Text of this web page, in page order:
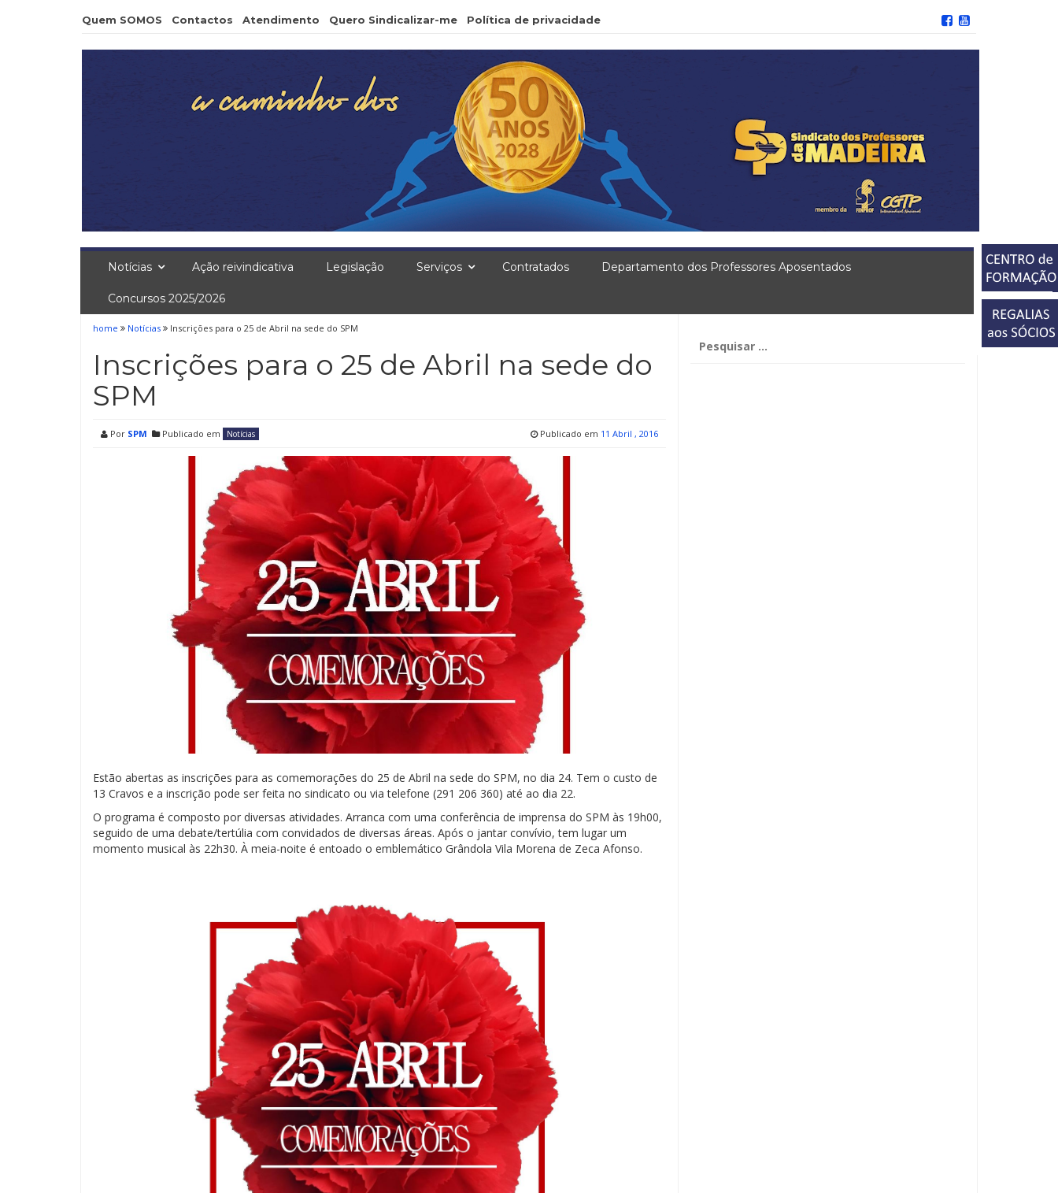
Quem SOMOS Contactos Atendimento Quero Sindicalizar-me Política de privacidade
Notícias Ação reivindicativa Legislação Serviços Contratados Departamento dos Professores Aposentados
Concursos 2025/2026
home Notícias Inscrições para o 25 de Abril na sede do SPM
Inscrições para o 25 de Abril na sede do
SPM
Por SPM Publicado em Notícias Publicado em 11 Abril , 2016
Estão abertas as inscrições para as comemorações do 25 de Abril na sede do SPM, no dia 24. Tem o custo de
13 Cravos e a inscrição pode ser feita no sindicato ou via telefone (291 206 360) até ao dia 22.
O programa é composto por diversas atividades. Arranca com uma conferência de imprensa do SPM às 19h00,
seguido de uma debate/tertúlia com convidados de diversas áreas. Após o jantar convívio, tem lugar um
momento musical às 22h30. À meia-noite é entoado o emblemático Grândola Vila Morena de Zeca Afonso.
por: